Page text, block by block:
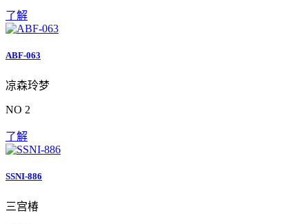
了解
ABF-063
凉森玲梦
NO 2
了解
SSNI-886
三宫椿